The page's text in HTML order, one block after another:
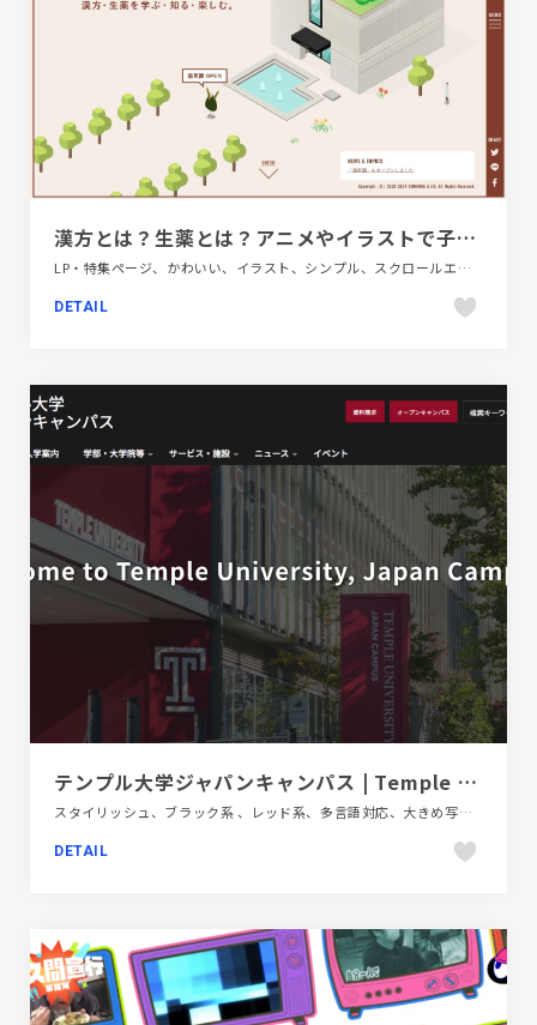
漢方とは？生薬とは？アニメやイラストで子どもから大人まで分かりやすく | Hello! TSUMURA
LP・特集ページ、かわいい、イラスト、シンプル、スクロールエフェクト、ブラウン系、ベージュ・ゴールド系、ポップ、モーション多め、動画が流れる、医療・ヘルスケア
DETAIL
テンプル大学ジャパンキャンパス | Temple University, Japan Campus
スタイリッシュ、ブラック系 、レッド系、多言語対応、大きめ写真、教育・学校、施設・店舗サイト
DETAIL